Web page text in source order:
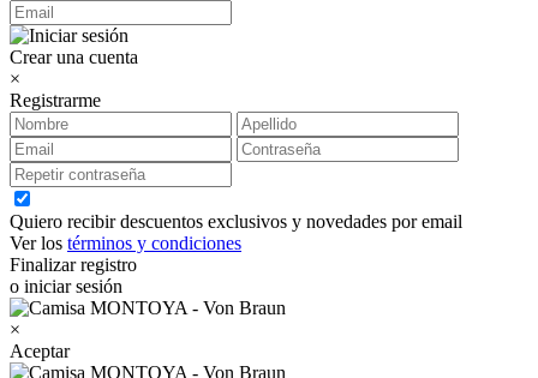
Crear una cuenta
×
Registrarme
Quiero recibir descuentos exclusivos y novedades por email
Ver los términos y condiciones
Finalizar registro
o iniciar sesión
×
Aceptar